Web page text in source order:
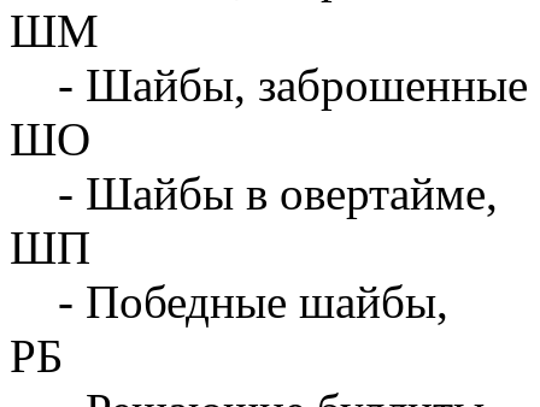
ШМ
- Шайбы, заброшенные
ШО
- Шайбы в овертайме,
ШП
- Победные шайбы,
РБ